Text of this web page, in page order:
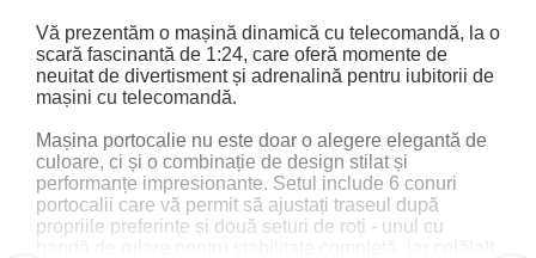
Vă prezentăm o mașină dinamică cu telecomandă, la o
scară fascinantă de 1:24, care oferă momente de
neuitat de divertisment și adrenalină pentru iubitorii de
mașini cu telecomandă.
Mașina portocalie nu este doar o alegere elegantă de
culoare, ci și o combinație de design stilat și
performanțe impresionante. Setul include 6 conuri
portocalii care vă permit să ajustați traseul după
propriile preferințe și două seturi de roți - unul cu